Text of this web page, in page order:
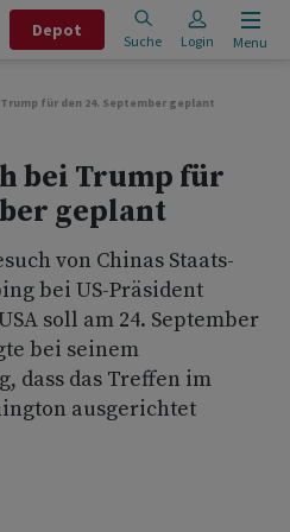
Depot
Suche Login Menu
für den 24. September geplant
bei Trump für
geplant
von Chinas Staats-
bei US-Präsident
soll am 24. September
bei seinem
dass das Treffen im
ausgerichtet